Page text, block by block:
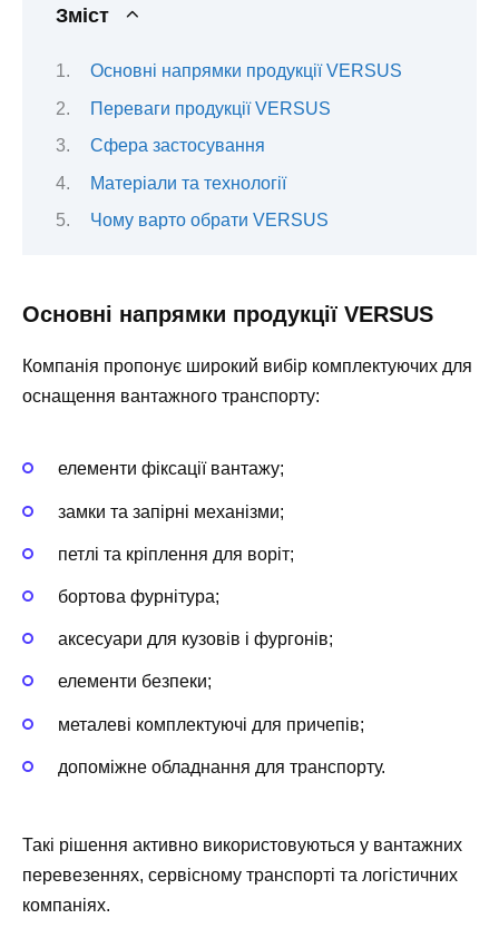
Зміст
Основні напрямки продукції VERSUS
Переваги продукції VERSUS
Сфера застосування
Матеріали та технології
Чому варто обрати VERSUS
Основні напрямки продукції VERSUS
Компанія пропонує широкий вибір комплектуючих для
оснащення вантажного транспорту:
елементи фіксації вантажу;
замки та запірні механізми;
петлі та кріплення для воріт;
бортова фурнітура;
аксесуари для кузовів і фургонів;
елементи безпеки;
металеві комплектуючі для причепів;
допоміжне обладнання для транспорту.
Такі рішення активно використовуються у вантажних
перевезеннях, сервісному транспорті та логістичних
компаніях.